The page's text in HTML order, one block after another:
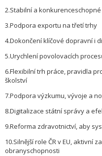
2.Stabilní a
3.Podpora exportu na třetí trhy
4.Dokončení klíčové dopravní i
5.Urychlení povolovacích
6.Flexibilní trh práce, pravidla
školství
7.Podpora výzkumu, vývoje a
8.Digitalizace státní správy a
9.Reforma zdravotnictví, aby
10.Silnější role ČR v EU, aktivní
obranyschopnosti